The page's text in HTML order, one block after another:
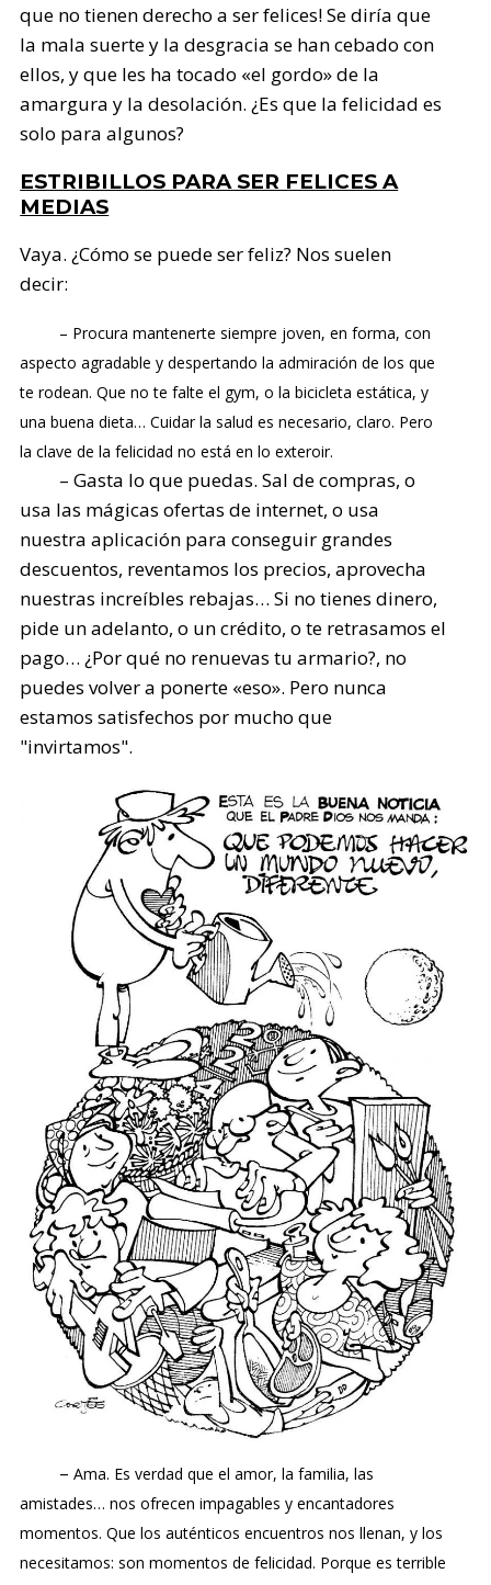
que no tienen derecho a ser felices! Se diría que
la mala suerte y la desgracia se han cebado con
ellos, y que les ha tocado «el gordo» de la
amargura y la desolación. ¿Es que la felicidad es
solo para algunos?
ESTRIBILLOS PARA SER FELICES A
MEDIAS
Vaya. ¿Cómo se puede ser feliz? Nos suelen
decir:
– Procura mantenerte siempre joven, en forma, con
aspecto agradable y despertando la admiración de los que
te rodean. Que no te falte el gym, o la bicicleta estática, y
una buena dieta… Cuidar la salud es necesario, claro. Pero
la clave de la felicidad no está en lo exteroir.
– Gasta lo que puedas. Sal de compras, o
usa las mágicas ofertas de internet, o usa
nuestra aplicación para conseguir grandes
descuentos, reventamos los precios, aprovecha
nuestras increíbles rebajas… Si no tienes dinero,
pide un adelanto, o un crédito, o te retrasamos el
pago… ¿Por qué no renuevas tu armario?, no
puedes volver a ponerte «eso». Pero nunca
estamos satisfechos por mucho que
"invirtamos".
–Ama. Es verdad que el amor, la familia, las
amistades… nos ofrecen impagables y encantadores
momentos. Que los auténticos encuentros nos llenan, y los
necesitamos: son momentos de felicidad. Porque es terrible